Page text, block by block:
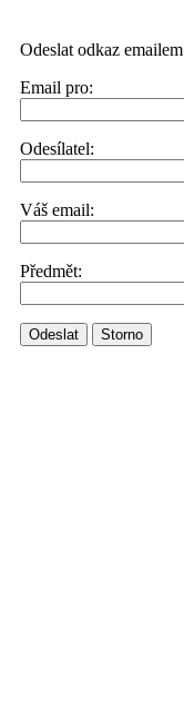
Odeslat odkaz emailem
Email pro:
Odesílatel:
Váš email:
Předmět:
Odeslat Storno